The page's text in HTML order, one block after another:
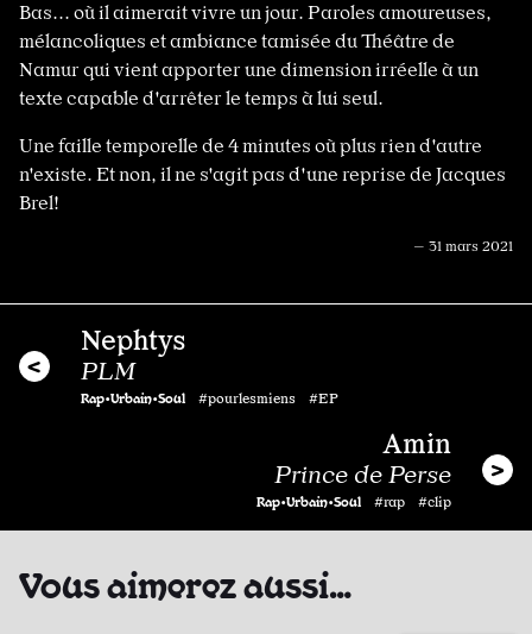
Bas... où il aimerait vivre un jour. Paroles amoureuses,
mélancoliques et ambiance tamisée du Théâtre de
Namur qui vient apporter une dimension irréelle à un
texte capable d'arrêter le temps à lui seul.
Une faille temporelle de 4 minutes où plus rien d'autre
n'existe. Et non, il ne s'agit pas d'une reprise de Jacques
Brel!
— 31 mars 2021
Nephtys
PLM
Rap•Urbain•Soul #pourlesmiens #EP
Amin
Prince de Perse
Rap•Urbain•Soul #rap #clip
Vous aimerez aussi…